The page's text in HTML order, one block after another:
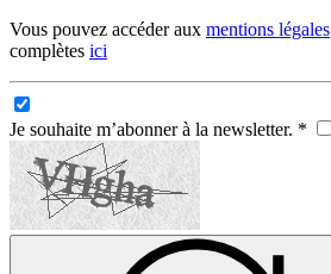
Vous pouvez accéder aux mentions légales
complètes ici
Je souhaite m’abonner à la newsletter. *